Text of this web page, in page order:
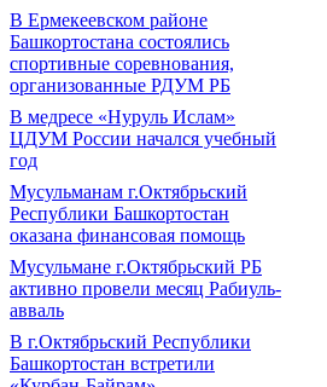
В Ермекеевском районе
Башкортостана состоялись
спортивные соревнования,
организованные РДУМ РБ
В медресе «Нуруль Ислам»
ЦДУМ России начался учебный
год
Мусульманам г.Октябрьский
Республики Башкортостан
оказана финансовая помощь
Мусульмане г.Октябрьский РБ
активно провели месяц Рабиуль-
авваль
В г.Октябрьский Республики
Башкортостан встретили